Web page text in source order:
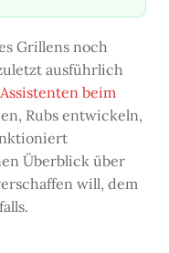
Grillens noch
ausführlich
beim
Rubs entwickeln,
Überblick über
will, dem